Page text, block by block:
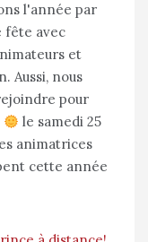
l'année par
fête avec
et
Aussi, nous
pour
le samedi 25
animatrices
cette année